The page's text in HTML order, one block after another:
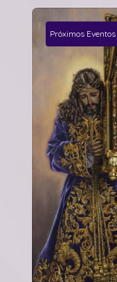
Próximos Eventos